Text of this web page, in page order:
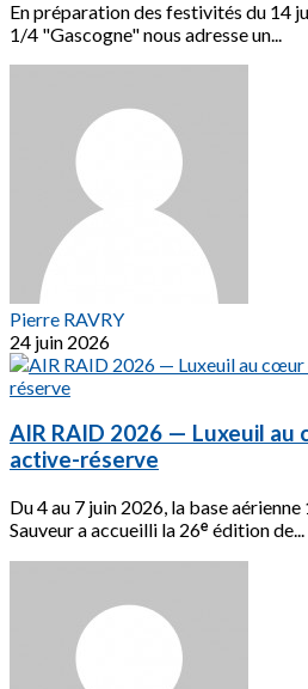
En préparation des festivités du 14
1/4 "Gascogne" nous adresse un...
Pierre RAVRY
24 juin 2026
AIR RAID 2026 — Luxeuil au
active-réserve
Du 4 au 7 juin 2026, la base
Sauveur a accueilli la 26ᵉ édition de...